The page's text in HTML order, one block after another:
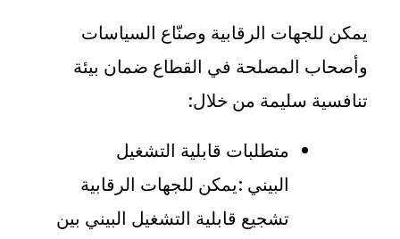
يمكن للجهات الرقابية وصنّاع السياسات
وأصحاب المصلحة في القطاع ضمان بيئة
تنافسية سليمة من خلال:
متطلبات قابلية التشغيل
البيني:يمكن للجهات الرقابية
تشجيع قابلية التشغيل البيني بين